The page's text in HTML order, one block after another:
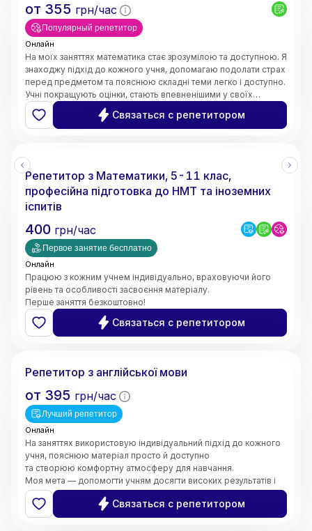
от 355 грн/час
Популярный репетитор
Онлайн
На моїх заняттях математика стає зрозумілою та доступною. Я
знаходжу підхід до кожного учня, допомагаю подолати страх
перед предметом та пояснюю складні теми легко і доступно.
Учні покращують оцінки, стають впевненішими у своїх
знаннях і починають розуміти математику, а не просто
заучувати.
Связаться с репетитором
Репетитор з Математики, 5-11 клас,
професійна підготовка до НМТ та іноземних
іспитів
400 грн/час
Первое занятие бесплатно
Онлайн
Працюю з кожним учнем індивідуально, враховуючи його
рівень та особливості засвоєння матеріалу.
Перше заняття безкоштовно!
Связаться с репетитором
Репетитор з англійської мови
от 395 грн/час
Лучший репетитор
Онлайн
На заняттях використовую індивідуальний підхід до кожного
учня, пояснюю матеріал просто й доступно
та створюю комфортну атмосферу для навчання.
Моя мета — допомогти учням досягти високих результатів і
зробити процес навчання цікавим та ефективним.
Связаться с репетитором